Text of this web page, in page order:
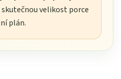
velikost porce
plán.